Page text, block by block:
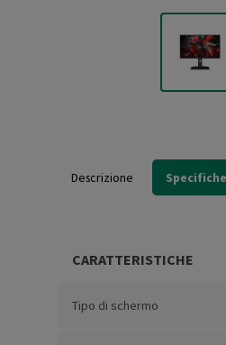
Descrizione
CARATTERISTICHE
Tipo di schermo